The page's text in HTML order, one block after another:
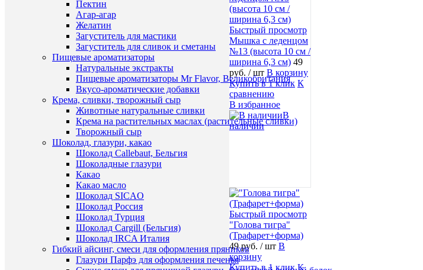
Пектин
Агар-агар
Желатин
Загуститель для мастики
Загуститель для сливок и сметаны
Пищевые ароматизаторы
Натуральные экстракты
Пищевые ароматизаторы Mr Flavor, Великобритания
Вкусо-ароматические добавки
Крема, сливки, творожный сыр
Животные натуральные сливки
Крема на растительных маслах (растительные сливки)
Творожный сыр
Шоколад, глазури, какао
Шоколад Callebaut, Бельгия
Шоколадные глазури
Какао
Какао масло
Шоколад SICAO
Шоколад Россия
Шоколад Турция
Шоколад Cargill (Бельгия)
Шоколад IRCA Италия
Гибкий айсинг, смеси для оформления пряников
Глазури Парфэ для оформления печенья
Быстрый просмотр
Мышка с леденцом
№13 (высота 10 см /
ширина 6,3 см) 49
руб. / шт В корзину
Купить в 1 клик К
сравнению
В избранное
В
наличии
Быстрый просмотр
"Голова тигра"
(Трафарет+форма)
49 руб. / шт В
корзину
Купить в 1 клик К